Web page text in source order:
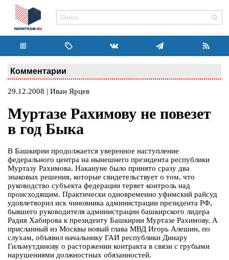
Комментарии
29.12.2008 | Иван Ярцев
Муртазе Рахимову не повезет
в год Быка
В Башкирии продолжается уверенное наступление
федерального центра на нынешнего президента республики
Муртазу Рахимова. Накануне было принято сразу два
знаковых решения, которые свидетельствует о том, что
руководство субъекта федерации теряет контроль над
происходящим. Практически одновременно уфимский райсуд
удовлетворил иск чиновника администрации президента РФ,
бывшего руководителя администрации башкирского лидера
Радия Хабирова к президенту Башкирии Муртазе Рахимову. А
присланный из Москвы новый глава МВД Игорь Алешин, по
слухам, объявил начальнику ГАИ республики Динару
Гильмутдинову о расторжении контракта в связи с грубыми
нарушениями должностных обязанностей.